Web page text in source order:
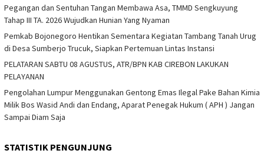
Pegangan dan Sentuhan Tangan Membawa Asa, TMMD Sengkuyung
Tahap III TA. 2026 Wujudkan Hunian Yang Nyaman
Pemkab Bojonegoro Hentikan Sementara Kegiatan Tambang Tanah Urug
di Desa Sumberjo Trucuk, Siapkan Pertemuan Lintas Instansi
PELATARAN SABTU 08 AGUSTUS, ATR/BPN KAB CIREBON LAKUKAN
PELAYANAN
Pengolahan Lumpur Menggunakan Gentong Emas Ilegal Pake Bahan Kimia
Milik Bos Wasid Andi dan Endang, Aparat Penegak Hukum ( APH ) Jangan
Sampai Diam Saja
STATISTIK PENGUNJUNG